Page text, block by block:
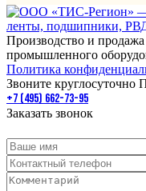
Производство и
промышленного
Политика
Звоните круглосуточно
+7 (495) 662-73-95
Заказать звонок